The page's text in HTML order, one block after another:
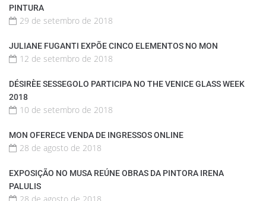
PINTURA
29 de setembro de 2018
JULIANE FUGANTI EXPÕE CINCO ELEMENTOS NO MON
12 de setembro de 2018
DÉSIRÈE SESSEGOLO PARTICIPA NO THE VENICE GLASS WEEK
2018
10 de setembro de 2018
MON OFERECE VENDA DE INGRESSOS ONLINE
28 de agosto de 2018
EXPOSIÇÃO NO MUSA REÚNE OBRAS DA PINTORA IRENA
PALULIS
28 de agosto de 2018